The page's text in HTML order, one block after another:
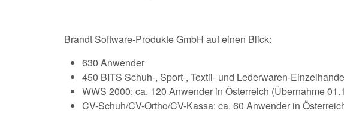
Brandt Software-Produkte GmbH auf einen Blick:
630 Anwender
450 BITS Schuh-, Sport-, Textil- und Lederwaren-
WWS 2000: ca. 120 Anwender in Österreich (Übernahme
CV-Schuh/CV-Ortho/CV-Kassa: ca. 60 Anwender in